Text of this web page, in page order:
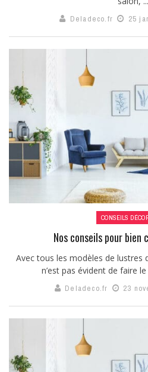
Deladeco.fr 25
CONSEILS
Nos conseils pour bien
Avec tous les modèles de lustres
n’est pas évident de faire
Deladeco.fr 23